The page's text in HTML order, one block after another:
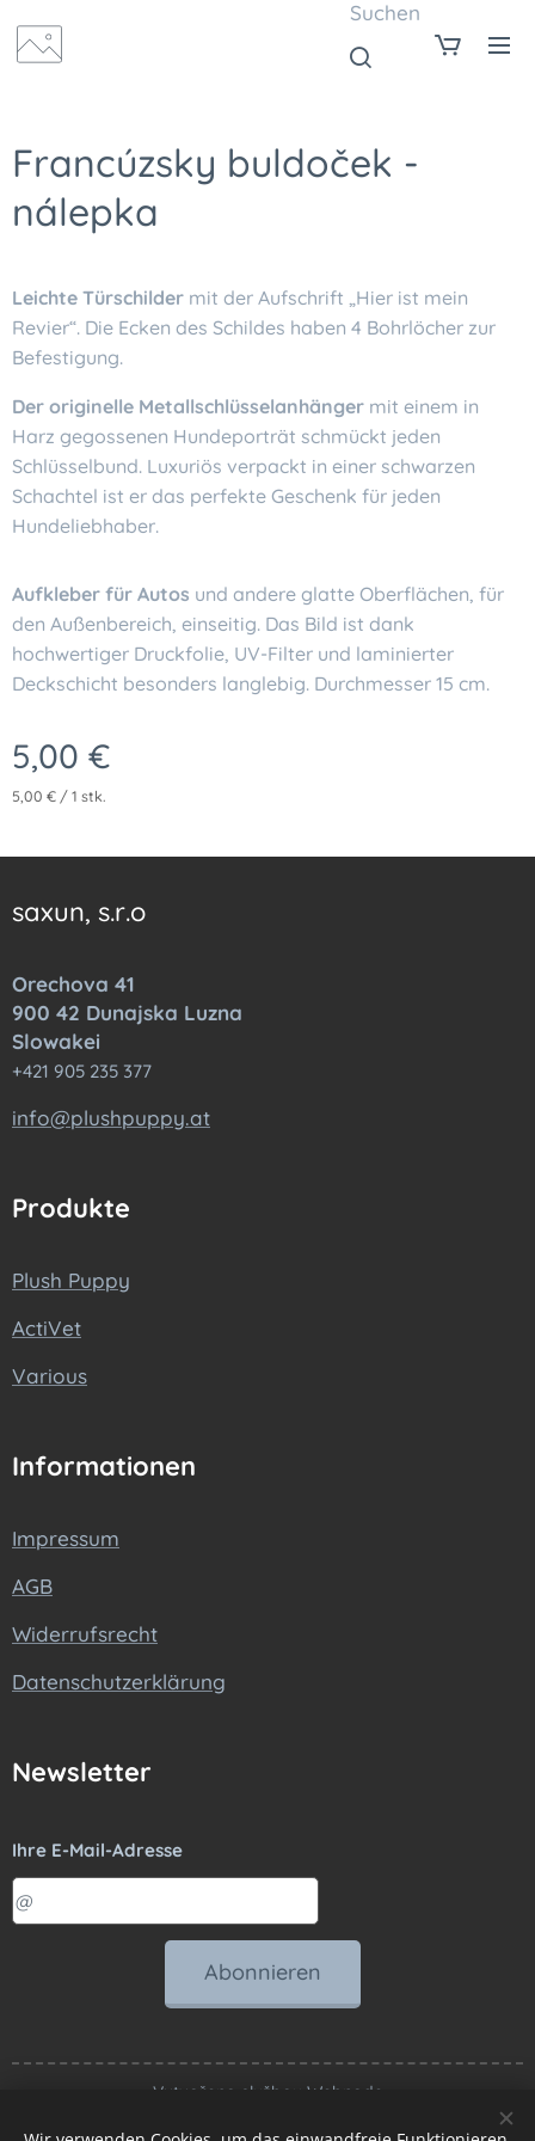
Suchen
Francúzsky buldoček -
nálepka
Leichte Türschilder mit der Aufschrift „Hier ist mein
Revier“. Die Ecken des Schildes haben 4 Bohrlöcher zur
Befestigung.
Der originelle Metallschlüsselanhänger mit einem in
Harz gegossenen Hundeporträt schmückt jeden
Schlüsselbund. Luxuriös verpackt in einer schwarzen
Schachtel ist er das perfekte Geschenk für jeden
Hundeliebhaber.
Aufkleber für Autos und andere glatte Oberflächen, für
den Außenbereich, einseitig. Das Bild ist dank
hochwertiger Druckfolie, UV-Filter und laminierter
Deckschicht besonders langlebig. Durchmesser 15 cm.
5,00 €
5,00 € / 1 stk.
saxun, s.r.o
Orechova 41
900 42 Dunajska Luzna
Slowakei
+421 905 235 377
info@plushpuppy.at
Produkte
Plush Puppy
ActiVet
Various
Informationen
Impressum
AGB
Widerrufsrecht
Datenschutzerklärung
Newsletter
Ihre E-Mail-Adresse
Abonnieren
Vytvořeno službou Webnode